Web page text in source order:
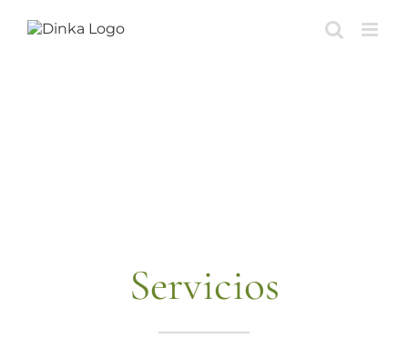
Servicios